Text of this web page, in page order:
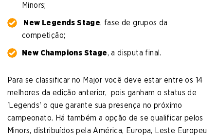
Minors;
New Legends Stage, fase de grupos da
competição;
New Champions Stage, a disputa final.
Para se classificar no Major você deve estar entre os 14
melhores da edição anterior, pois ganham o status de
'Legends' o que garante sua presença no próximo
campeonato. Há também a opção de se qualificar pelos
Minors, distribuídos pela América, Europa, Leste Europeu